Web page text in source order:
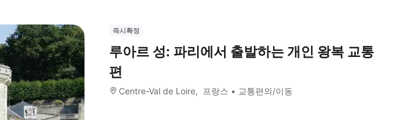
즉시확정
루아르 성: 파리에서 출발하는 개인 왕복 교통
편
Centre-Val de Loire 프랑스 교통편의/이동